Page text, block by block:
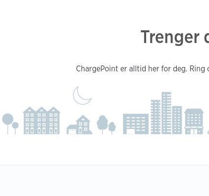
Trenger
ChargePoint er alltid her for deg. Ring